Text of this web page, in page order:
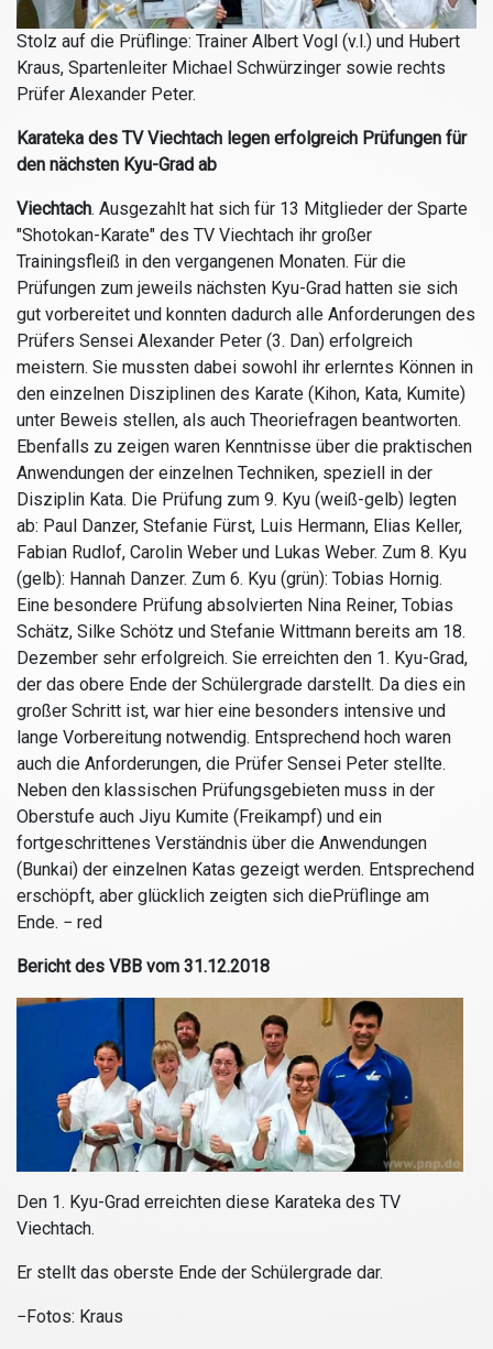
Stolz auf die Prüflinge: Trainer Albert Vogl (v.l.) und Hubert
Kraus, Spartenleiter Michael Schwürzinger sowie rechts
Prüfer Alexander Peter.
Karateka des TV Viechtach legen erfolgreich Prüfungen für
den nächsten Kyu-Grad ab
Viechtach. Ausgezahlt hat sich für 13 Mitglieder der Sparte
"Shotokan-Karate" des TV Viechtach ihr großer
Trainingsfleiß in den vergangenen Monaten. Für die
Prüfungen zum jeweils nächsten Kyu-Grad hatten sie sich
gut vorbereitet und konnten dadurch alle Anforderungen des
Prüfers Sensei Alexander Peter (3. Dan) erfolgreich
meistern. Sie mussten dabei sowohl ihr erlerntes Können in
den einzelnen Disziplinen des Karate (Kihon, Kata, Kumite)
unter Beweis stellen, als auch Theoriefragen beantworten.
Ebenfalls zu zeigen waren Kenntnisse über die praktischen
Anwendungen der einzelnen Techniken, speziell in der
Disziplin Kata. Die Prüfung zum 9. Kyu (weiß-gelb) legten
ab: Paul Danzer, Stefanie Fürst, Luis Hermann, Elias Keller,
Fabian Rudlof, Carolin Weber und Lukas Weber. Zum 8. Kyu
(gelb): Hannah Danzer. Zum 6. Kyu (grün): Tobias Hornig.
Eine besondere Prüfung absolvierten Nina Reiner, Tobias
Schätz, Silke Schötz und Stefanie Wittmann bereits am 18.
Dezember sehr erfolgreich. Sie erreichten den 1. Kyu-Grad,
der das obere Ende der Schülergrade darstellt. Da dies ein
großer Schritt ist, war hier eine besonders intensive und
lange Vorbereitung notwendig. Entsprechend hoch waren
auch die Anforderungen, die Prüfer Sensei Peter stellte.
Neben den klassischen Prüfungsgebieten muss in der
Oberstufe auch Jiyu Kumite (Freikampf) und ein
fortgeschrittenes Verständnis über die Anwendungen
(Bunkai) der einzelnen Katas gezeigt werden. Entsprechend
erschöpft, aber glücklich zeigten sich diePrüflinge am
Ende. − red
Bericht des VBB vom 31.12.2018
Den 1. Kyu-Grad erreichten diese Karateka des TV
Viechtach.
Er stellt das oberste Ende der Schülergrade dar.
−Fotos: Kraus